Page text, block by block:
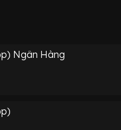
Ngân Hàng